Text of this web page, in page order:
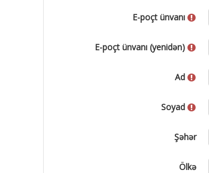
E-poçt ünvanı
E-poçt ünvanı (yenidən)
Ad
Soyad
Şəhər
Ölkə